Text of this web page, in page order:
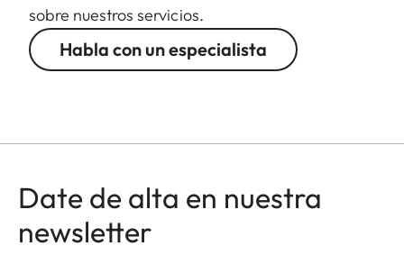
sobre nuestros servicios.
Habla con un especialista
Date de alta en nuestra
newsletter